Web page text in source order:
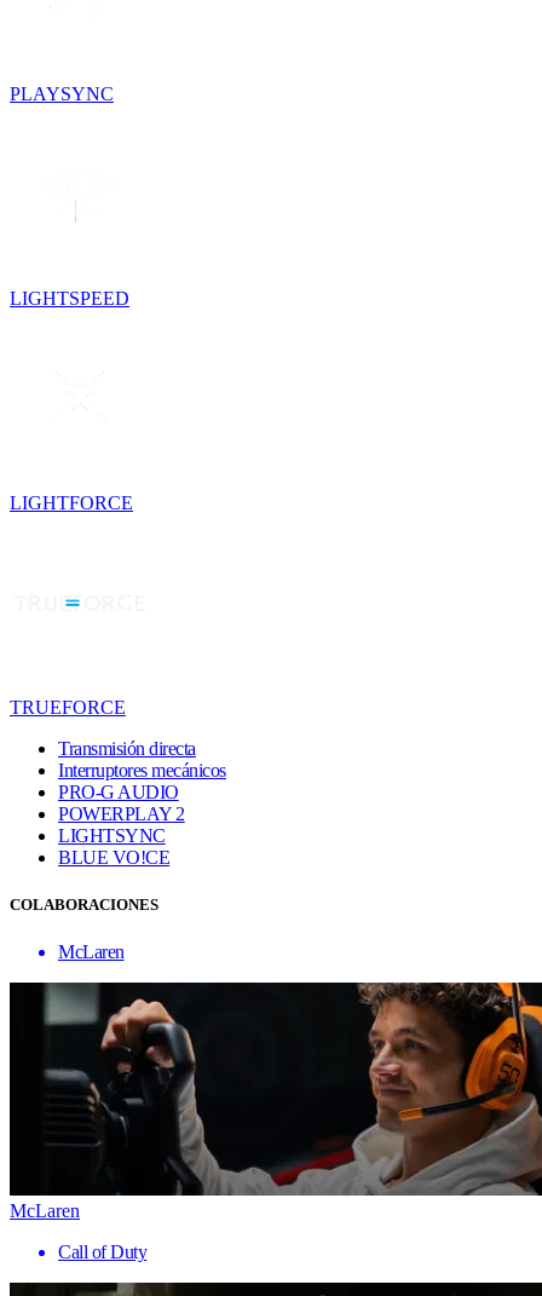
PLAYSYNC
LIGHTSPEED
LIGHTFORCE
TRUEFORCE
Transmisión directa
Interruptores mecánicos
PRO-G AUDIO
POWERPLAY 2
LIGHTSYNC
BLUE VO!CE
COLABORACIONES
McLaren
McLaren
Call of Duty